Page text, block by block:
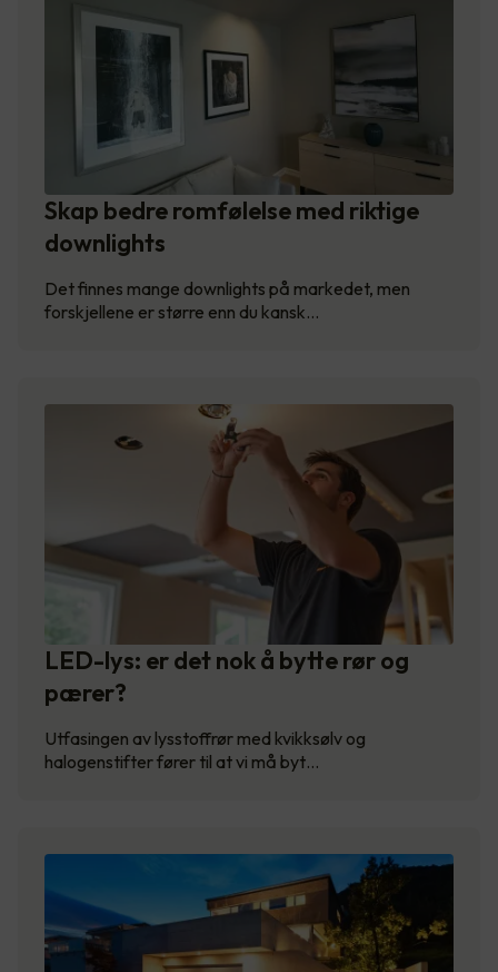
Skap bedre romfølelse med riktige
downlights
Det finnes mange downlights på markedet, men
forskjellene er større enn du kansk…
LED-lys: er det nok å bytte rør og
pærer?
Utfasingen av lysstoffrør med kvikksølv og
halogenstifter fører til at vi må byt…